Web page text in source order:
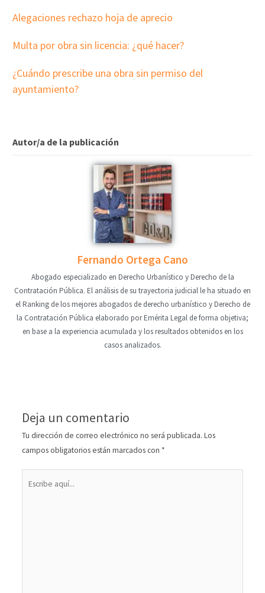
Alegaciones rechazo hoja de aprecio
Multa por obra sin licencia: ¿qué hacer?
¿Cuándo prescribe una obra sin permiso del
ayuntamiento?
Autor/a de la publicación
Fernando Ortega Cano
Abogado especializado en Derecho Urbanístico y Derecho de la
Contratación Pública. El análisis de su trayectoria judicial le ha situado en
el Ranking de los mejores abogados de derecho urbanístico y Derecho de
la Contratación Pública elaborado por Emérita Legal de forma objetiva;
en base a la experiencia acumulada y los resultados obtenidos en los
casos analizados.
Deja un comentario
Tu dirección de correo electrónico no será publicada. Los
campos obligatorios están marcados con *